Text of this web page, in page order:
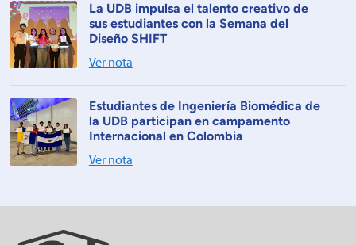
La UDB impulsa el talento creativo de
sus estudiantes con la Semana del
Diseño SHIFT
Ver nota
Estudiantes de Ingeniería Biomédica de
la UDB participan en campamento
Internacional en Colombia
Ver nota